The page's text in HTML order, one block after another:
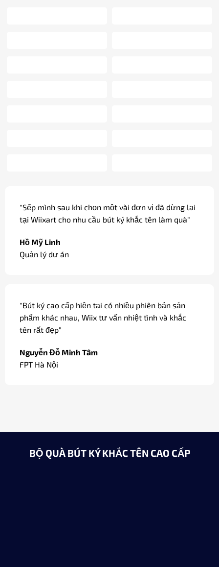
"Sếp mình sau khi chọn một vài đơn vị đã dừng lại
tại Wiixart cho nhu cầu bút ký khắc tên làm quà"
Hồ Mỹ Linh
Quản lý dự án
"Bút ký cao cấp hiện tại có nhiều phiên bản sản
phẩm khác nhau, Wiix tư vấn nhiệt tình và khắc
tên rất đẹp"
Nguyễn Đỗ Minh Tâm
FPT Hà Nội
BỘ QUÀ BÚT KÝ KHẮC TÊN CAO CẤP